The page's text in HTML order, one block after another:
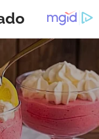
boletín.
ACEPTAR